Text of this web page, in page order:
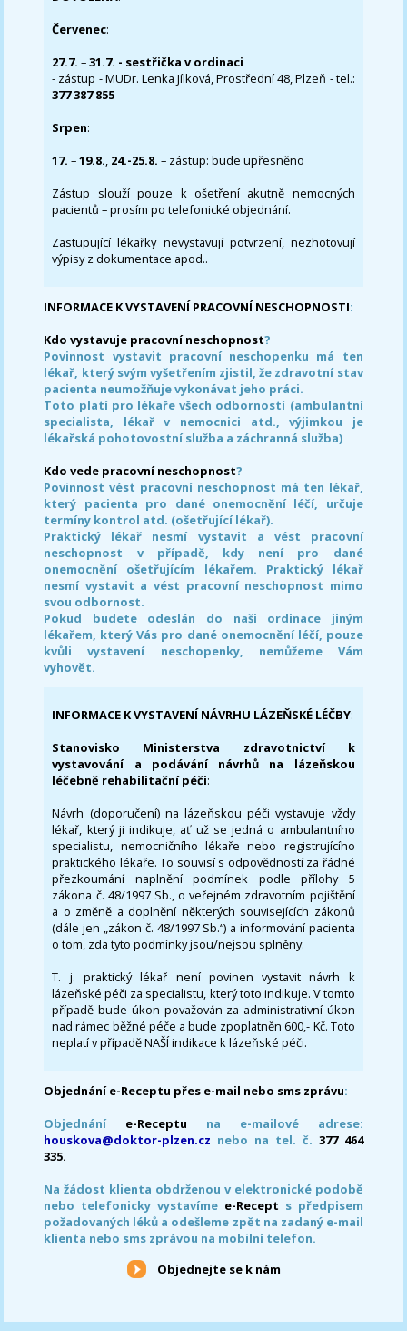
Červenec:
27.7.–31.7. - sestřička v ordinaci
- zástup - MUDr. Lenka Jílková, Prostřední 48, Plzeň - tel.:
377 387 855
Srpen:
17. –19.8., 24.-25.8. – zástup: bude upřesněno
Zástup slouží pouze k ošetření akutně nemocných
pacientů – prosím po telefonické objednání.
Zastupující lékařky nevystavují potvrzení, nezhotovují
výpisy z dokumentace apod..
INFORMACE K VYSTAVENÍ PRACOVNÍ NESCHOPNOSTI:
Kdo vystavuje pracovní neschopnost?
Povinnost vystavit pracovní neschopenku má ten
lékař, který svým vyšetřením zjistil, že zdravotní stav
pacienta neumožňuje vykonávat jeho práci.
Toto platí pro lékaře všech odborností (ambulantní
specialista, lékař v nemocnici atd., výjimkou je
lékařská pohotovostní služba a záchranná služba)
Kdo vede pracovní neschopnost?
Povinnost vést pracovní neschopnost má ten lékař,
který pacienta pro dané onemocnění léčí, určuje
termíny kontrol atd. (ošetřující lékař).
Praktický lékař nesmí vystavit a vést pracovní
neschopnost v případě, kdy není pro dané
onemocnění ošetřujícím lékařem. Praktický lékař
nesmí vystavit a vést pracovní neschopnost mimo
svou odbornost.
Pokud budete odeslán do naši ordinace jiným
lékařem, který Vás pro dané onemocnění léčí, pouze
kvůli vystavení neschopenky, nemůžeme Vám
vyhovět.
INFORMACE K VYSTAVENÍ NÁVRHU LÁZEŇSKÉ LÉČBY:
Stanovisko Ministerstva zdravotnictví k
vystavování a podávání návrhů na lázeňskou
léčebně rehabilitační péči:
Návrh (doporučení) na lázeňskou péči vystavuje vždy
lékař, který ji indikuje, ať už se jedná o ambulantního
specialistu, nemocničního lékaře nebo registrujícího
praktického lékaře. To souvisí s odpovědností za řádné
přezkoumání naplnění podmínek podle přílohy 5
zákona č. 48/1997 Sb., o veřejném zdravotním pojištění
a o změně a doplnění některých souvisejících zákonů
(dále jen „zákon č. 48/1997 Sb.“) a informování pacienta
o tom, zda tyto podmínky jsou/nejsou splněny.
T. j. praktický lékař není povinen vystavit návrh k
lázeňské péči za specialistu, který toto indikuje. V tomto
případě bude úkon považován za administrativní úkon
nad rámec běžné péče a bude zpoplatněn 600,- Kč. Toto
neplatí v případě NAŠÍ indikace k lázeňské péči.
Objednání e-Receptu přes e-mail nebo sms zprávu:
Objednání e-Receptu na e-mailové adrese:
houskova@doktor-plzen.cz nebo na tel. č. 377 464
335.
Na žádost klienta obdrženou v elektronické podobě
nebo telefonicky vystavíme e-Recept s předpisem
požadovaných léků a odešleme zpět na zadaný e-mail
klienta nebo sms zprávou na mobilní telefon.
Objednejte se k nám